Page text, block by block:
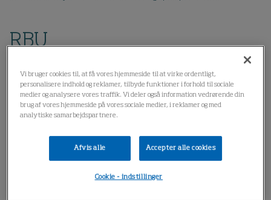
RBU
Vi bruger cookies til, at få vores hjemmeside til at virke ordentligt,
personalisere indhold og reklamer, tilbyde funktioner i forhold til sociale
medier og analysere vores traffik. Vi deler også information vedrørende din
brug af vores hjemmeside på vores sociale medier, i reklamer og med
analytiske samarbejdspartnere.
Afvis alle Accepter alle cookies
Cookie - indstillinger